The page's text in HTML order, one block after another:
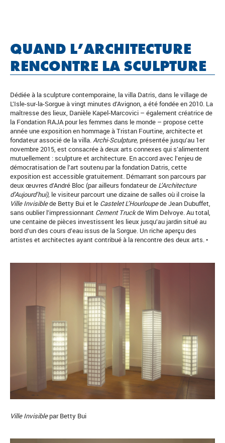
QUAND L’ARCHITECTURE
RENCONTRE LA SCULPTURE
Dédiée à la sculpture contemporaine, la villa Datris, dans le village de
L’Isle-sur-la-Sorgue à vingt minutes d’Avignon, a été fondée en 2010. La
maîtresse des lieux, Danièle Kapel-Marcovici – également créatrice de
la Fondation RAJA pour les femmes dans le monde – propose cette
année une exposition en hommage à Tristan Fourtine, architecte et
fondateur associé de la villa.Archi-Sculpture, présentée jusqu’au 1er
novembre 2015, est consacrée à deux arts connexes qui s’alimentent
mutuellement : sculpture et architecture. En accord avec l’enjeu de
démocratisation de l’art soutenu par la fondation Datris, cette
exposition est accessible gratuitement. Démarrant son parcours par
deux œuvres d’André Bloc (par ailleurs fondateur de L’Architecture
d’Aujourd’hui), le visiteur parcourt une dizaine de salles où il croise la
Ville Invisiblede Betty Bui et le Castelet L’Hourloupede Jean Dubuffet,
sans oublier l’impressionnant Cement Truckde Wim Delvoye. Au total,
une centaine de pièces investissent les lieux jusqu’au jardin situé au
bord d’un des cours d’eau issus de la Sorgue. Un riche aperçu des
artistes et architectes ayant contribué à la rencontre des deux arts. •
Ville Invisiblepar Betty Bui